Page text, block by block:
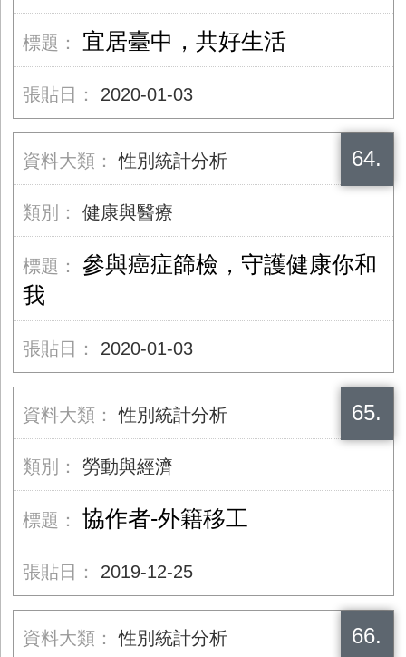
宜居臺中，共好生活
2020-01-03
64.
性別統計分析
健康與醫療
參與癌症篩檢，守護健康你和
我
2020-01-03
65.
性別統計分析
勞動與經濟
協作者-外籍移工
2019-12-25
66.
性別統計分析